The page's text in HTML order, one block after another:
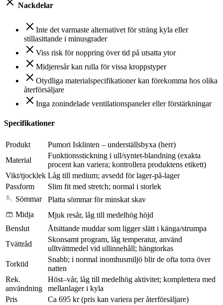
Nackdelar
Inte det varmaste alternativet för sträng kyla eller
stillasittande i minusgrader
Viss risk för noppring över tid på utsatta ytor
Midjeresår kan rulla för vissa kroppstyper
Otydliga materialspecifikationer kan förekomma hos olika
återförsäljare
Inga zonindelade ventilationspaneler eller förstärkningar
Specifikationer
Produkt
Pumori Isklinten – underställsbyxa (herr)
Material
Funktionsstickning i ull/syntet-blandning (exakta
procent kan variera; kontrollera produktens etikett)
Vikt/tjocklek Låg till medium; avsedd för lager-på-lager
Passform
Slim fit med stretch; normal i storlek
🪡 Sömmar
Platta sömmar för minskat skav
🩳 Midja
Mjuk resår, låg till medelhög höjd
Benslut
Åtsittande muddar som ligger slätt i känga/strumpa
Tvättråd
Skonsamt program, låg temperatur, använd
ulltvättmedel vid ullinnehåll; hängtorkas
Torktid
Snabb; i normal inomhusmiljö blir de ofta torra över
natten
Rek.
användning
Höst–vår, låg till medelhög aktivitet; komplettera med
mellanlager i kyla
Pris
Ca 695 kr (pris kan variera per återförsäljare)